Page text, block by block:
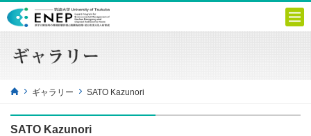
ギャラリー SATO Kazunori
SATO Kazunori